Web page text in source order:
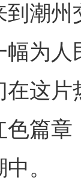
潮
幅为
这
篇
。